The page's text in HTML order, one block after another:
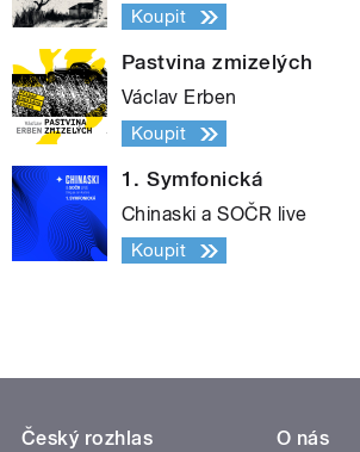
Koupit
Pastvina zmizelých
Václav Erben
Koupit
1. Symfonická
Chinaski a SOČR live
Koupit
Český rozhlas
O nás